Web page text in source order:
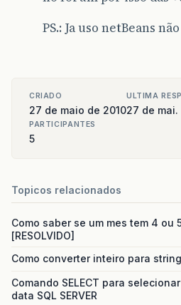
PS.: Ja uso netBeans
CRIADO
27 de maio de 2010
ULTIMA
27 de mai.
PARTICIPANTES
5
Topicos relacionados
Como saber se um mes tem 4 ou
[RESOLVIDO]
Como converter inteiro para
Comando SELECT para
data SQL SERVER